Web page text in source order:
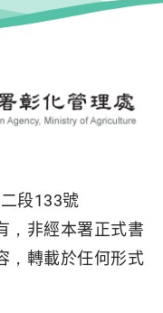
段133號
，非經本署正式書
，轉載於任何形式